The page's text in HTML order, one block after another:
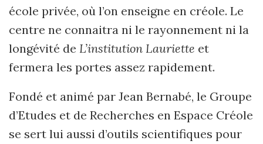
école privée, où l’on enseigne en créole. Le
centre ne connaitra ni le rayonnement ni la
longévité de L’institution Lauriette et
fermera les portes assez rapidement.
Fondé et animé par Jean Bernabé, le Groupe
d’Etudes et de Recherches en Espace Créole
se sert lui aussi d’outils scientifiques pour